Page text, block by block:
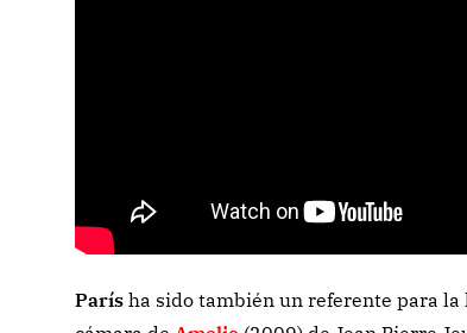
Parísha sido también un referente para